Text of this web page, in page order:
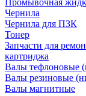
Промывочная
Чернила
Чернила для ПЗК
Тонер
Запчасти для
картриджа
Валы тефлоновые
Валы резиновые
Валы магнитные